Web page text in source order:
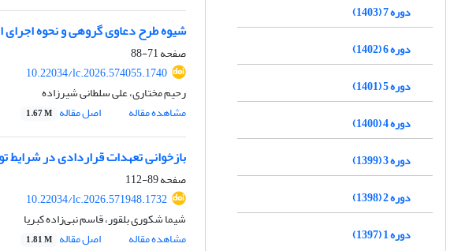
شیوه طرح دعاوی گروهی و نحوه اجرای
صفحه71-88
10.22034/lc.2026.574055.1740
رحیم مختاری، علی سلطانی شیرزاده
مشاهده مقاله
اصل مقاله 1.67 M
بازخوانی تعهدات قراردادی در
صفحه89-112
10.22034/lc.2026.571948.1732
شیما شکوری بلقور، قاسم نبی‌زاده کبریا
مشاهده مقاله
اصل مقاله 1.81 M
دوره 7 (1403)
دوره 6 (1402)
دوره 5 (1401)
دوره 4 (1400)
دوره 3 (1399)
دوره 2 (1398)
دوره 1 (1397)